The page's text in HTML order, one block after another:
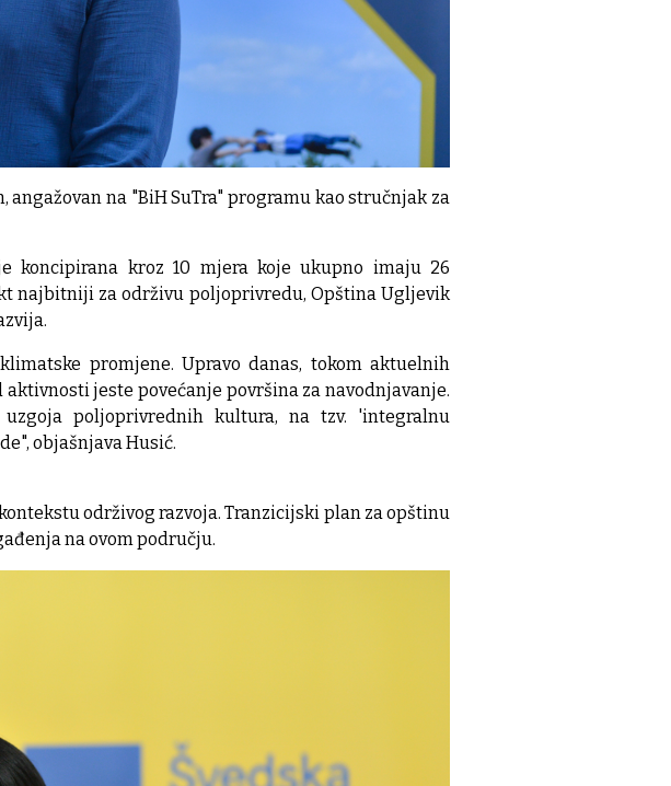
na "BiH SuTra" programu kao stručnjak za
koncipirana kroz 10 mjera koje ukupno imaju 26
najbitniji za održivu poljoprivredu, Opština Ugljevik
promjene. Upravo danas, tokom aktuelnih
jeste povećanje površina za navodnjavanje.
poljoprivrednih kultura, na tzv. 'integralnu
objašnjava Husić.
održivog razvoja. Tranzicijski plan za opštinu
na ovom području.